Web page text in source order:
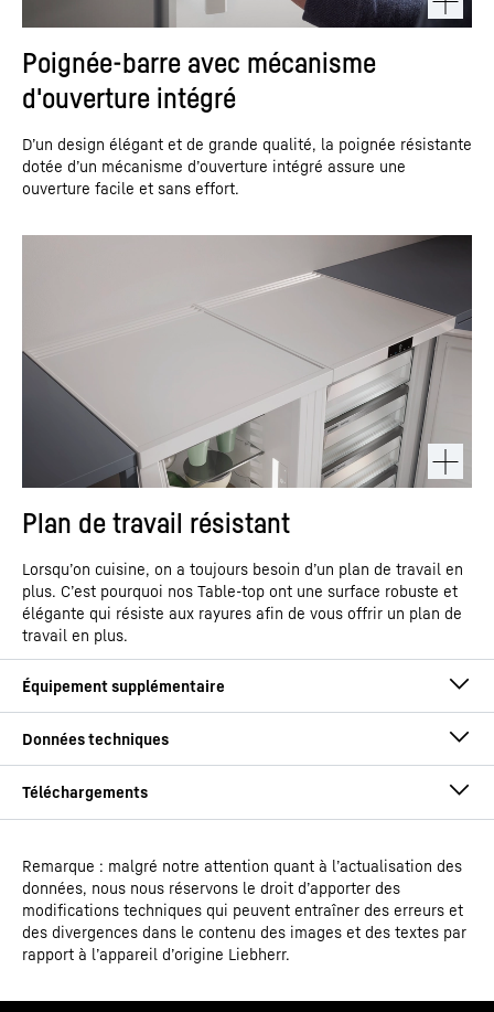
Poignée-barre avec mécanisme
d'ouverture intégré
D’un design élégant et de grande qualité, la poignée résistante
dotée d’un mécanisme d’ouverture intégré assure une
ouverture facile et sans effort.
Plan de travail résistant
Lorsqu’on cuisine, on a toujours besoin d’un plan de travail en
plus. C’est pourquoi nos Table-top ont une surface robuste et
élégante qui résiste aux rayures afin de vous offrir un plan de
travail en plus.
Type de modèle
Congélateur table-top avec
SmartFrost
Mode d'emploi
Remarque : malgré notre attention quant à l’actualisation des
données, nous nous réservons le droit d’apporter des
modifications techniques qui peuvent entraîner des erreurs et
des divergences dans le contenu des images et des textes par
rapport à l’appareil d’origine Liebherr.